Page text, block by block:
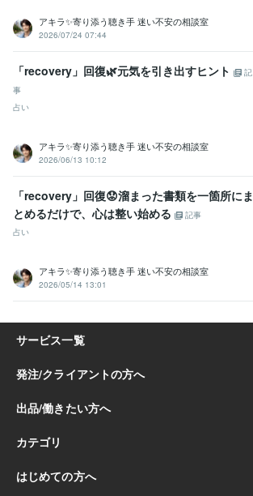
得意分野
悩み相談・カウンセリング
コールセンター 派遣業 管理責任者 カウンセラー
資産運用・副業の相談 投資・投機FXトレード
個人トレーダー 資産運用
アキラ✨寄り添う聴き手 迷い不安の相談室
2026/07/24 07:44
「recovery」回復🌿元気を引き出すヒント
記
事
占い
アキラ✨寄り添う聴き手 迷い不安の相談室
2026/06/13 10:12
「recovery」回復😟溜まった書類を一箇所にま
とめるだけで、心は整い始める
記事
占い
アキラ✨寄り添う聴き手 迷い不安の相談室
2026/05/14 13:01